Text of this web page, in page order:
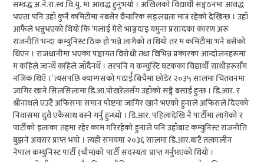
सम्वद्ध अ.ने.रा.स्व.वि.यु. मा आवद्ध हुनुभयो । अखिलको विद्यार्थी सङ्गठनमा आवद्ध
भएता पनि उहाँ कुनै कमिटीमा नबसेर वैचारिक सङ्लग्नता मात्र रहेको देखिन्छ । उहाँ
आफैले भन्नुभएको थियो कि ‘मलाई मेरो भाञ्जदाइ यमुना प्रसादका कारण अरू
राजनीति भन्दा कम्युनिस्ट ठिक हो भन्ने लागेको त थियो तर म कमिटीमा भने बसेको
थिएन । राजधानीमा भएका पञ्चायत विरोधी तथा विभिन्न प्रकारका आन्दोलनहरूमा
म कहिले जान्थेँ कहिले जाँदैनथेँ । तरपनि म कम्युस्टि घटकका विद्यार्थी साथीहरूसँग
नजिक थिएँ ।’ त्यसपछि क्याम्पसको पढार्ई बिचैमा छोडेर २०३५ सालमा चितवनमा
जागिर खाने सिलसिलामा डि.आ.पोखरेलसँग उहाँको सङ्गै बसाई हुन्छ । डि.आर. र
श्रीनाथले एउटै अफिसमा समान पोष्टमा जागिर खाने भएको हुनाले अफिसले दिएको
निवासमा दुवै एकैसाथ बस्ने गर्नु हुन्थ्यो । डि.आर. पहिलादेखि नै पार्टीमा लागेको र
पार्टीको इलाका तहमा रहेर काम गरिरहेको हुनाले पनि उहाँबाट कम्युनिस्ट राजनीति
बुझने अवसर प्राप्त भयो । त्यही समयमा २०३६ सालमा डि.आर.बाटै तत्कालीन
नेपाल कम्युनिस्ट पार्टी (चौम)को पार्टी सदस्यता प्राप्त गर्नुभएको थियो ।